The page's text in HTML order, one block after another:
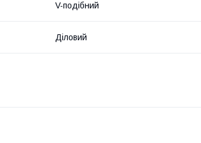
V-подібний
Діловий